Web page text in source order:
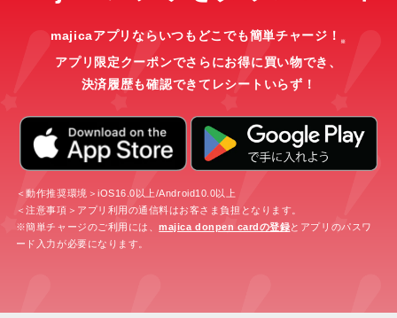
majicaアプリならいつもどこでも簡単チャージ！ ※
アプリ限定クーポンでさらにお得に買い物でき、
決済履歴も確認できてレシートいらず！
＜動作推奨環境＞iOS16.0以上/Android10.0以上
＜注意事項＞アプリ利用の通信料はお客さま負担となります。
※簡単チャージのご利用には、majica donpen cardの登録とアプリのパスワ
ード入力が必要になります。